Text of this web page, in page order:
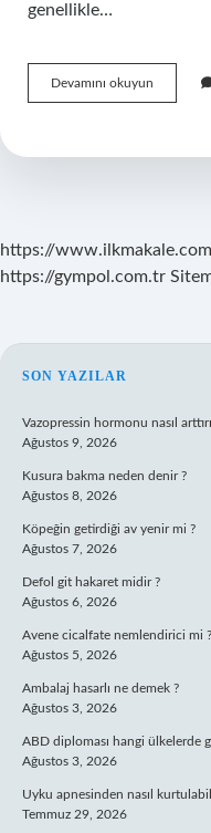
genellikle…
Devamını okuyun
Vanası
https://www.ilkmakale.com
https://gympol.com.tr
SIDEBAR
SON YAZILAR
Vazopressin hormonu nasıl
Ağustos 9, 2026
Kusura bakma neden denir ?
Ağustos 8, 2026
Köpeğin getirdiği av yenir mi ?
Ağustos 7, 2026
Defol git hakaret midir ?
Ağustos 6, 2026
Avene cicalfate nemlendirici mi ?
Ağustos 5, 2026
Ambalaj hasarlı ne demek ?
Ağustos 3, 2026
ABD diploması hangi ülkelerde
Ağustos 3, 2026
Uyku apnesinden nasıl
Temmuz 29, 2026